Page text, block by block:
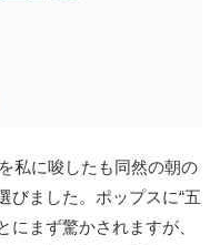
私に唆したも同然の朝の
びました。ポップスに“五
にまず驚かされますが、